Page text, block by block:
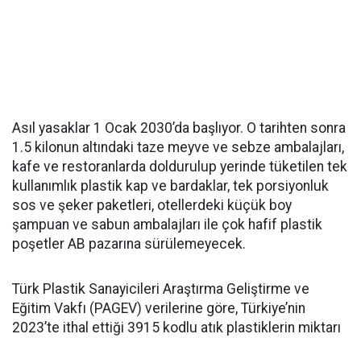
Asıl yasaklar 1 Ocak 2030’da başlıyor. O tarihten sonra
1.5 kilonun altındaki taze meyve ve sebze ambalajları,
kafe ve restoranlarda doldurulup yerinde tüketilen tek
kullanımlık plastik kap ve bardaklar, tek porsiyonluk
sos ve şeker paketleri, otellerdeki küçük boy
şampuan ve sabun ambalajları ile çok hafif plastik
poşetler AB pazarına sürülemeyecek.
Türk Plastik Sanayicileri Araştırma Geliştirme ve
Eğitim Vakfı (PAGEV) verilerine göre, Türkiye’nin
2023’te ithal ettiği 3915 kodlu atık plastiklerin miktarı